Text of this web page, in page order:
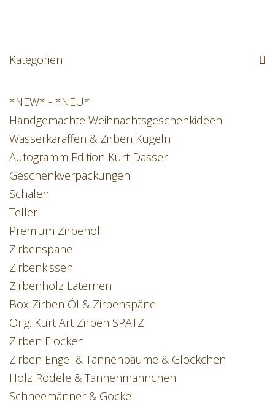
Kategorien
*NEW* - *NEU*
Handgemachte Weihnachtsgeschenkideen
Wasserkaraffen & Zirben Kugeln
Autogramm Edition Kurt Dasser
Geschenkverpackungen
Schalen
Teller
Premium Zirbenöl
Zirbenspäne
Zirbenkissen
Zirbenholz Laternen
Box Zirben Öl & Zirbenspäne
Orig. Kurt Art Zirben SPATZ
Zirben Flocken
Zirben Engel & Tannenbäume & Glöckchen
Holz Rodele & Tannenmännchen
Schneemänner & Gockel